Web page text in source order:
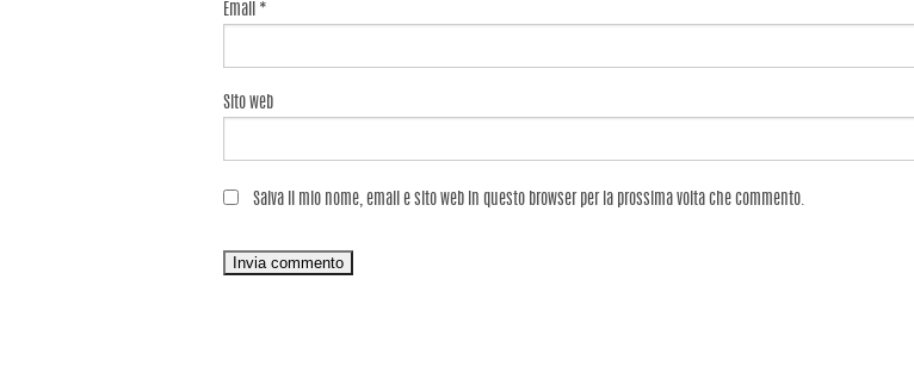
Email *
Sito web
Salva il mio nome, email e sito web in questo browser per la prossima volta che commento.